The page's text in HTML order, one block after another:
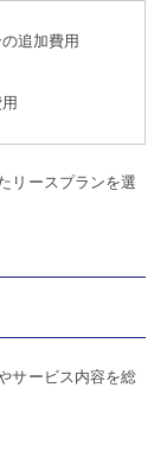
追加費用
リースプランを選
サービス内容を総